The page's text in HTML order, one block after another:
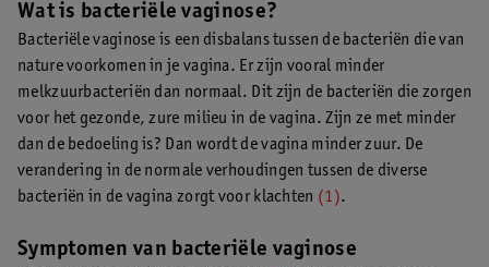
Wat is bacteriële vaginose?
Bacteriële vaginose is een disbalans tussen de bacteriën die van
nature voorkomen in je vagina. Er zijn vooral minder
melkzuurbacteriën dan normaal. Dit zijn de bacteriën die zorgen
voor het gezonde, zure milieu in de vagina. Zijn ze met minder
dan de bedoeling is? Dan wordt de vagina minder zuur. De
verandering in de normale verhoudingen tussen de diverse
bacteriën in de vagina zorgt voor klachten (1).
Symptomen van bacteriële vaginose